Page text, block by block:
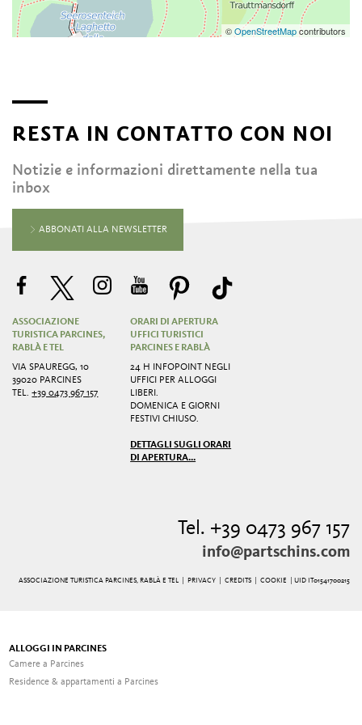
©OpenStreetMapcontributors
RESTA IN CONTATTO CON NOI
Notizie e informazioni direttamente nella tua
inbox
ABBONATI ALLA NEWSLETTER
ASSOCIAZIONE
TURISTICA PARCINES,
RABLÀ E TEL
VIA SPAUREGG, 10
39020 PARCINES
TEL.+39 0473 967 157
ORARI DI APERTURA
UFFICI TURISTICI
PARCINES E RABLÀ
24 H INFOPOINT NEGLI
UFFICI PER ALLOGGI
LIBERI.
DOMENICA E GIORNI
FESTIVI CHIUSO.
DETTAGLI SUGLI ORARI
DI APERTURA...
Tel. +39 0473 967 157
info@partschins.com
ASSOCIAZIONE TURISTICA PARCINES, RABLÀ E TEL | PRIVACY| CREDITS| COOKIE | UID IT01541700215
ALLOGGI IN PARCINES
Camere a Parcines
Residence & appartamenti a Parcines